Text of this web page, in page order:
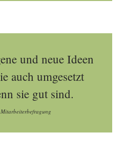
und neue Ideen
auch umgesetzt
sie gut sind.